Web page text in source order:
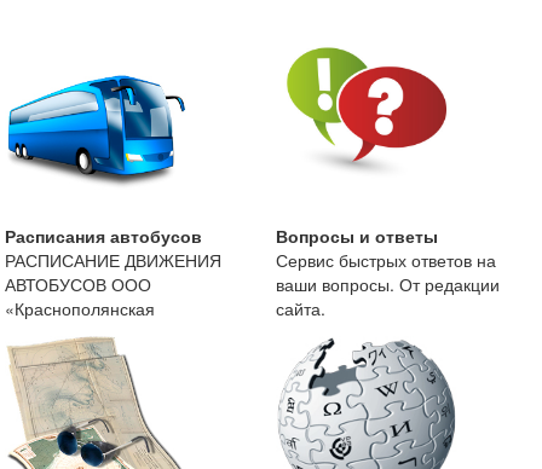
Расписания автобусов
РАСПИСАНИЕ ДВИЖЕНИЯ
АВТОБУСОВ ООО
«Краснополянская
автоколонна» с 13 мая 2019
Вопросы и ответы
Сервис быстрых ответов на
ваши вопросы. От редакции
сайта.